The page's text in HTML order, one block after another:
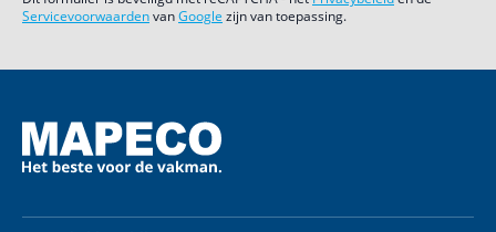
ServicevoorwaardenvanGoogle zijn van toepassing.